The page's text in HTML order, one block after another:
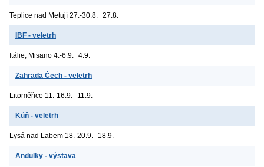
Teplice nad Metují 27.-30.8. 27.8.
IBF - veletrh
Itálie, Misano 4.-6.9. 4.9.
Zahrada Čech - veletrh
Litoměřice 11.-16.9. 11.9.
Kůň - veletrh
Lysá nad Labem 18.-20.9. 18.9.
Andulky - výstava